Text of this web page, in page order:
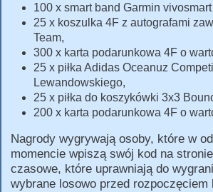
100 x smart band Garmin vivosmart
25 x koszulka 4F z autografami
Team,
300 x karta podarunkowa 4F o
25 x piłka Adidas Oceanuz
Lewandowskiego,
25 x piłka do koszykówki 3x3
200 x karta podarunkowa 4F o
Nagrody wygrywają osoby, które w
momencie wpiszą swój kod na
czasowe, które uprawniają do
wybrane losowo przed rozpoczęciem